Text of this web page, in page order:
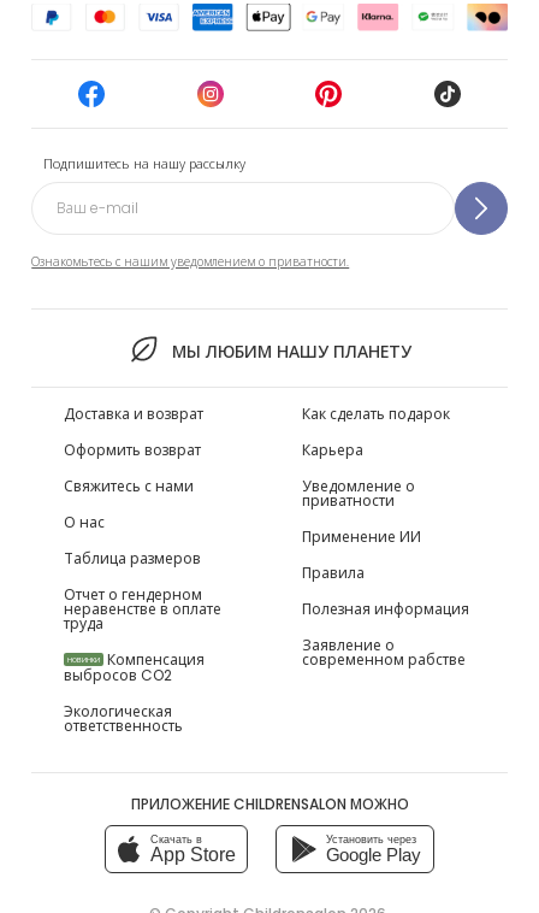
Подпишитесь на нашу рассылку
Ознакомьтесь с нашим уведомлением о приватности.
МЫ ЛЮБИМ НАШУ ПЛАНЕТУ
Доставка и возврат
Оформить возврат
Свяжитесь с нами
О нас
Таблица размеров
Отчет о гендерном
неравенстве в оплате
труда
НОВИНКИ Компенсация
выбросов CO2
Экологическая
ответственность
Как сделать подарок
Карьера
Уведомление о
приватности
Применение ИИ
Правила
Полезная информация
Заявление о
современном рабстве
ПРИЛОЖЕНИЕ CHILDRENSALON МОЖНО
Скачать в
App Store
Установить через
Google Play